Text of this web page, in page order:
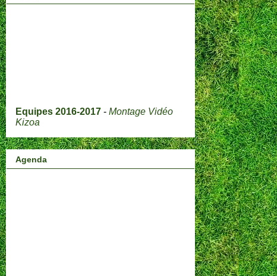
Equipes 2016-2017 - Montage Vidéo
Kizoa
Agenda